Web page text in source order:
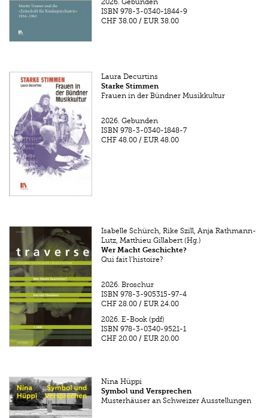
ISBN 978-3-0340-1844-9
CHF 38.00 /EUR 38.00
Laura Decurtins
Starke Stimmen
Frauen in der Bündner Musikkultur
2026. Gebunden
ISBN 978-3-0340-1848-7
CHF 48.00 /EUR 48.00
Isabelle Schürch, Rike Szill, Anja Rathmann-
Lutz, Matthieu Gillabert (Hg.)
Wer Macht Geschichte?
Qui fait l’histoire?
2026. Broschur
ISBN 978-3-905315-97-4
CHF 28.00 /EUR 24.00
2026. E-Book (pdf)
ISBN 978-3-0340-9521-1
CHF 20.00 /EUR 20.00
Nina Hüppi
Symbol und Versprechen
Musterhäuser an Schweizer Ausstellungen